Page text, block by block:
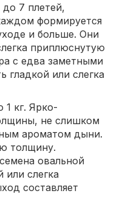
7 плетей,
формируется
и больше. Они
приплюснутую
с едва заметными
или слегка
1 кг. Ярко-
не слишком
ароматом дыни.
толщину.
овальной
или слегка
составляет